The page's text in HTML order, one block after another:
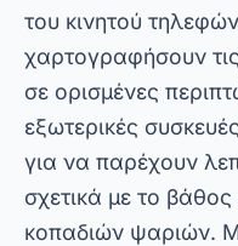
του κινητού
χαρτογραφήσουν
σε ορισμένες
εξωτερικές
για να παρέχουν
σχετικά με το
κοπαδιών ψαριών.